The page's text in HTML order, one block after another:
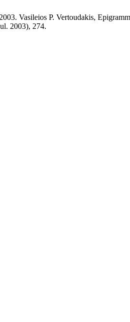
Vasileios P. Vertoudakis,
2003), 274.